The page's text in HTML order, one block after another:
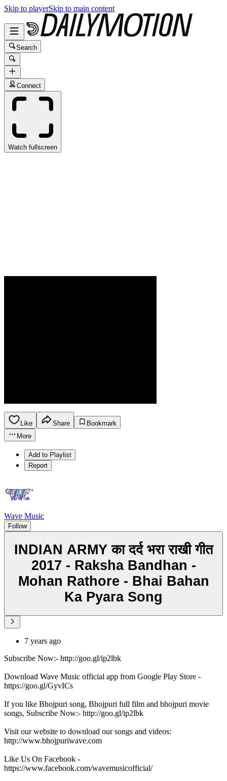
Skip to playerSkip to main content
Search
Connect
Watch fullscreen
Like Share
Bookmark
More
Add to Playlist
Report
Wave Music
Follow
INDIAN ARMY का दर्द भरा राखी गीत
2017 - Raksha Bandhan -
Mohan Rathore - Bhai Bahan
Ka Pyara Song
7 years ago
Subscribe Now:- http://goo.gl/ip2lbk
Download Wave Music official app from Google Play Store -
https://goo.gl/GyvICs
If you like Bhojpuri song, Bhojpuri full film and bhojpuri movie
songs, Subscribe Now:- http://goo.gl/ip2lbk
Visit our website to download our songs and videos:
http://www.bhojpuriwave.com
Like Us On Facebook -
https://www.facebook.com/wavemusicofficial/